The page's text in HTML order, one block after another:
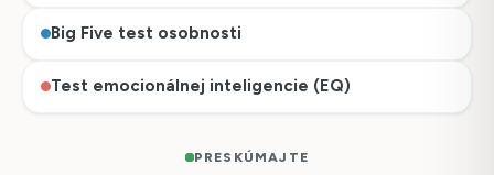
Big Five test osobnosti
Test emocionálnej inteligencie (EQ)
PRESKÚMAJTE